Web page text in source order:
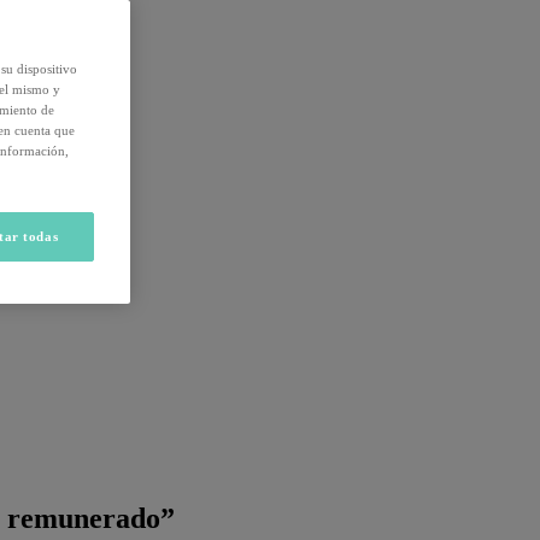
remunerado”
dispositivo
mismo y
de
cuenta que
todas